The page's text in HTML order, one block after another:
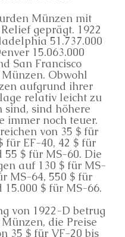
Münzen mit
geprägt. 1922
51.737.000
15.063.000
San Francisco
Münzen. Obwohl
aufgrund ihrer
relativ leicht zu
sind, sind höhere
immer noch teuer.
von 35 $ für
für EF-40, 42 $ für
55 $ für MS-60. Die
auf 130 $ für MS-
MS-64, 550 $ für
15.000 $ für MS-66.
von 1922-D betrug
Münzen, die Preise
35 $ für VF-20 bis